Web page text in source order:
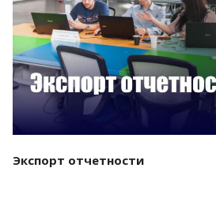
Смотреть проект
Экспорт отчетности